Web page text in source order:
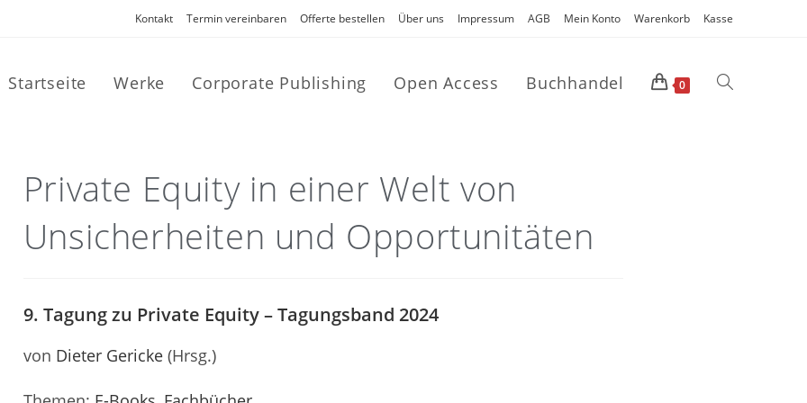
Kontakt Termin vereinbaren Offerte bestellen Über uns Impressum AGB Mein Konto Warenkorb Kasse
Startseite Werke Corporate Publishing Open Access Buchhandel 0
Private Equity in einer Welt von
Unsicherheiten und Opportunitäten
9. Tagung zu Private Equity – Tagungsband 2024
von Dieter Gericke(Hrsg.)